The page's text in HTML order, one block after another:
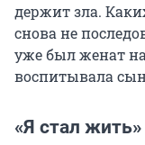
держит зла.
снова не
уже был женат
воспитывала
«Я стал жить»